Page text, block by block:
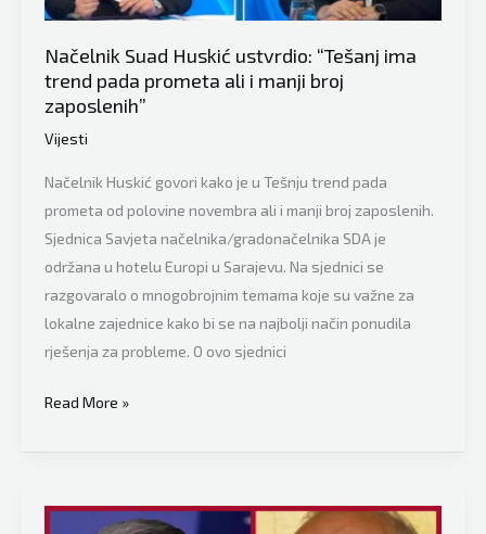
izgradnje
Načelnik Suad Huskić ustvrdio: “Tešanj ima
trend pada prometa ali i manji broj
zaposlenih”
Vijesti
Načelnik Huskić govori kako je u Tešnju trend pada
prometa od polovine novembra ali i manji broj zaposlenih.
Sjednica Savjeta načelnika/gradonačelnika SDA je
održana u hotelu Europi u Sarajevu. Na sjednici se
razgovaralo o mnogobrojnim temama koje su važne za
lokalne zajednice kako bi se na najbolji način ponudila
rješenja za probleme. O ovo sjednici
Načelnik
Huskić
“Tešanj
Read More »